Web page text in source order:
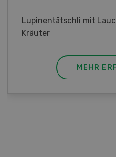
Frühlingsrollen mit
MEHR